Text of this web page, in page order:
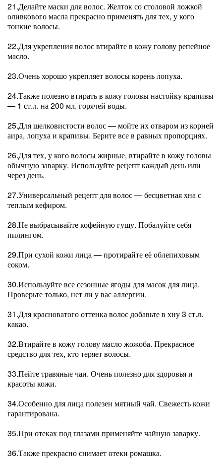
21.Делайте маски для волос. Желток со столовой ложкой
оливкового масла прекрасно применять для тех, у кого
тонкие волосы.
22.Для укрепления волос втирайте в кожу голову репейное
масло.
23.Очень хорошо укрепляет волосы корень лопуха.
24.Также полезно втирать в кожу головы настойку крапивы
— 1 ст.л. на 200 мл. горячей воды.
25.Для шелковистости волос — мойте их отваром из корней
аира, лопуха и крапивы. Берите все в равных пропорциях.
26.Для тех, у кого волосы жирные, втирайте в кожу головы
обычную заварку. Используйте рецепт каждый день или
через день.
27.Универсальный рецепт для волос — бесцветная хна с
теплым кефиром.
28.Не выбрасывайте кофейную гущу. Побалуйте себя
пилингом.
29.При сухой кожи лица — протирайте её облепиховым
соком.
30.Используйте все сезонные ягоды для масок для лица.
Проверьте только, нет ли у вас аллергии.
31.Для красноватого оттенка волос добавьте в хну 3 ст.л.
какао.
32.Втирайте в кожу голову масло жожоба. Прекрасное
средство для тех, кто теряет волосы.
33.Пейте травяные чаи. Очень полезно для здоровья и
красоты кожи.
34.Особенно для лица полезен мятный чай. Свежесть кожи
гарантирована.
35.При отеках под глазами применяйте чайную заварку.
36.Также прекрасно снимает отеки ромашка.